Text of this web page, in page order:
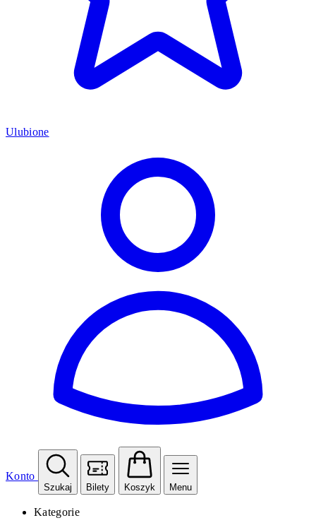
Ulubione
Konto
Szukaj Bilety Koszyk Menu
Kategorie